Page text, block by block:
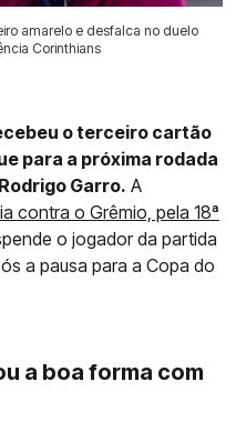
amarelo e desfalca no duelo
Corinthians
o terceiro cartão
para a próxima rodada
Garro. A
contra o Grêmio, pela 18ª
o jogador da partida
a pausa para a Copa do
a boa forma com